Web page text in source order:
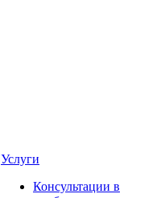
Услуги
Консультации в